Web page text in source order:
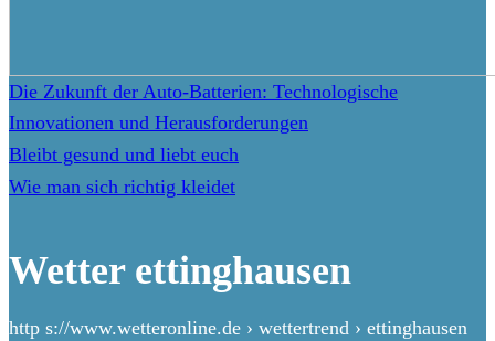
Die Zukunft der Auto-Batterien: Technologische
Innovationen und Herausforderungen
Bleibt gesund und liebt euch
Wie man sich richtig kleidet
Wetter ettinghausen
http s://www.wetteronline.de › wettertrend › ettinghausen